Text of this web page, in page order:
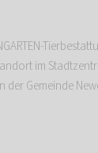
im
der Gemeinde